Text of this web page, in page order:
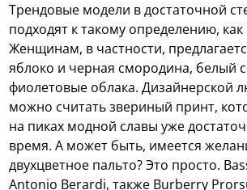
Трендовые модели в достаточной
подходят к такому определению, как
Женщинам, в частности,
яблоко и черная смородина, белый
фиолетовые облака. Дизайнерской
можно считать звериный принт,
на пиках модной славы уже
время. А может быть, имеется
двухцветное пальто? Это просто.
Antonio Berardi, также Burberry